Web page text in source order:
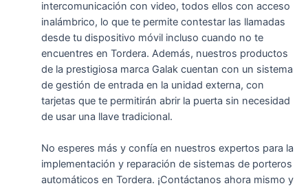
intercomunicación con video, todos ellos con acceso
inalámbrico, lo que te permite contestar las llamadas
desde tu dispositivo móvil incluso cuando no te
encuentres en Tordera. Además, nuestros productos
de la prestigiosa marca Galak cuentan con un sistema
de gestión de entrada en la unidad externa, con
tarjetas que te permitirán abrir la puerta sin necesidad
de usar una llave tradicional.
No esperes más y confía en nuestros expertos para la
implementación y reparación de sistemas de porteros
automáticos en Tordera. ¡Contáctanos ahora mismo y